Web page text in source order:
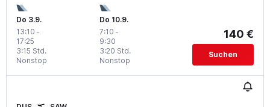
Do 3.9.
13:10 -
17:25
Nonstop
3:15 Std.
Do 10.9.
7:10 -
9:30
Nonstop
3:20 Std.
140 €
Suchen